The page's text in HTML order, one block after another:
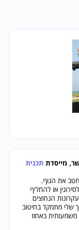
מייסדת תכנית
את הגוף.
או להחליף
הנחוצים
שלי מתמקד בחיטוב
משמעותית באחוז